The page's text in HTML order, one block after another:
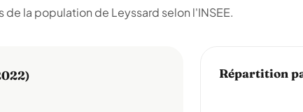
la population de Leyssard selon l'INSEE.
Répartition